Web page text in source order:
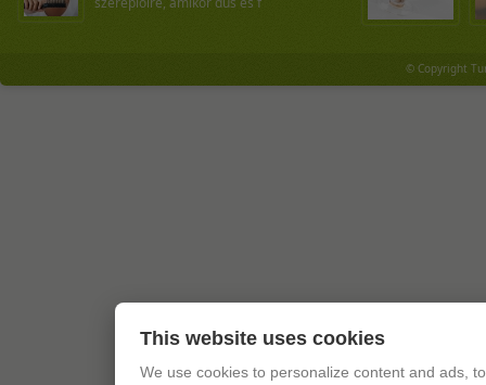
© Copyright
This website uses cookies
We use cookies to personalize content and ads,